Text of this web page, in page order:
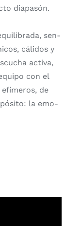
dia­pa­són.
sen­
cáli­dos y
acti­va,
con el
de
la emo­